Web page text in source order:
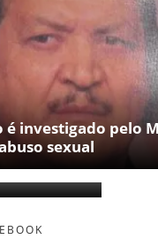
investigado pelo
sexual
vai cair?